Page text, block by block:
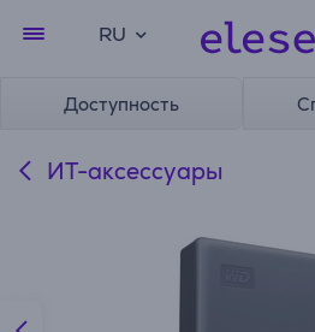
RU
Доступность
ИТ-аксессуары